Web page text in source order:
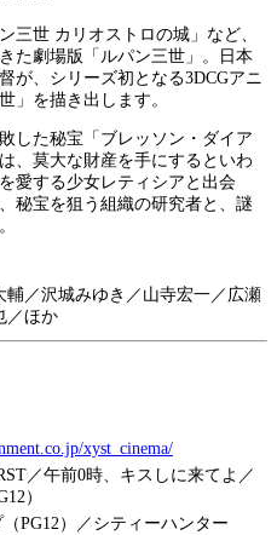
世 カリオストロの城」など、
た劇場版「ルパン三世」。日本
が、シリーズ初となる3DCGアニ
」を描き出します。
した秘宝「ブレッソン・ダイア
、莫大な財産を手にするといわ
愛する少女レティシアと出会
秘宝を狙う組織の研究者と、謎
／沢城みゆき／山寺宏一／広瀬
／ほか
xyst_cinema/
／午前0時、キスしに来てよ／
）
PG12）／シティーハンター